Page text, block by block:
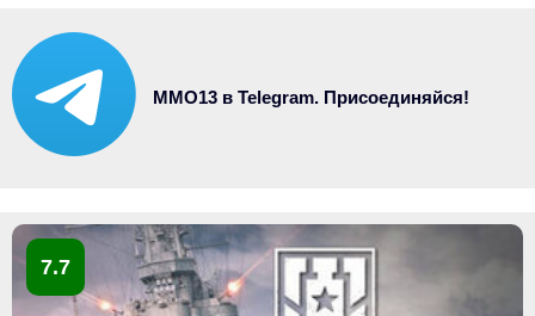
MMO13 в Telegram. Присоединяйся!
7.7